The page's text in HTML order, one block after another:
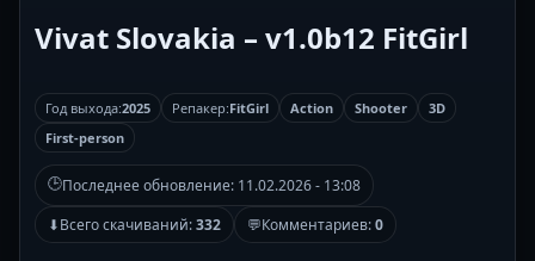
Vivat Slovakia – v1.0b12 FitGirl
Год выхода:2025 Репакер:FitGirl Action Shooter
3D
First-person
🕒Последнее обновление: 11.02.2026 - 13:08
⬇Всего скачиваний:332 💬Комментариев:0